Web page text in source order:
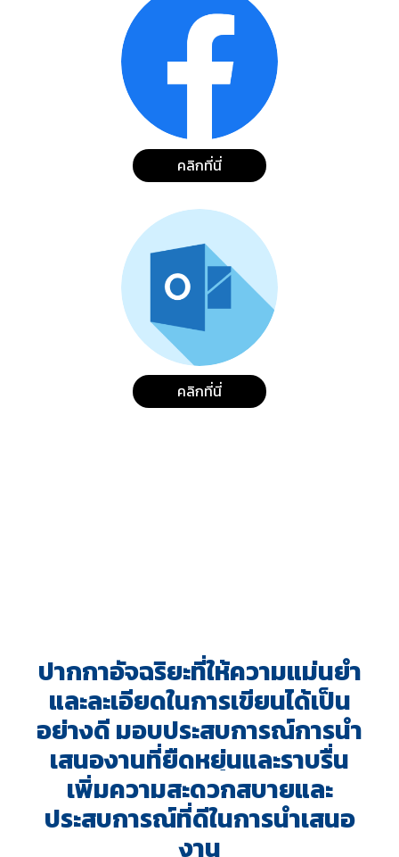
คลิกที่นี่
คลิกที่นี่
ปากกาอัจฉริยะที่ให้ความแม่นยำ
และละเอียดในการเขียนได้เป็น
อย่างดี มอบประสบการณ์การนำ
เสนองานที่ยืดหยุ่นและราบรื่น
เพิ่มความสะดวกสบายและ
ประสบการณ์ที่ดีในการนำเสนอ
งาน